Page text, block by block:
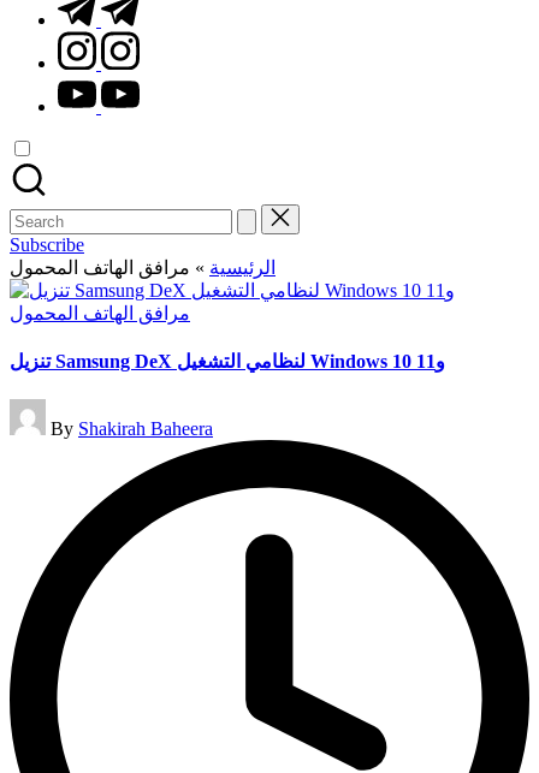
instagram.com
youtube.com
Search
for:
Subscribe
الرئيسية » مرافق الهاتف المحمول
Posted
مرافق الهاتف المحمول
تنزيل Samsung DeX لنظامي التشغيل Windows 10 و11
Posted
by
By Shakirah Baheera